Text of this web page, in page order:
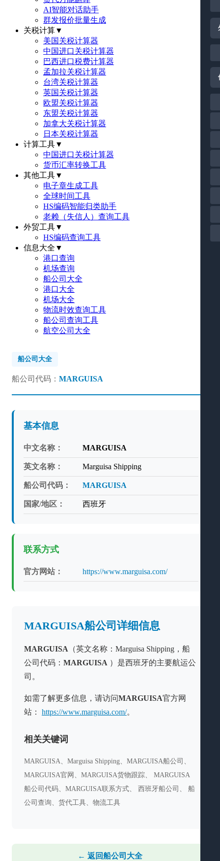
AI智能对话助手
群发报价批量生成
关税计算▼
美国关税计算器
中国进口关税计算器
巴西进口税费计算器
孟加拉关税计算器
台湾关税计算器
英国关税计算器
欧盟关税计算器
东盟关税计算器
加拿大关税计算器
日本关税计算器
计算工具▼
中国进口关税计算器
货币汇率转换工具
其他工具▼
电子章生成工具
全球时间工具
HS编码智能归类助手
老赖（失信人）查询工具
外贸工具▼
HS编码查询工具
信息大全 ▼
港口查询
机场查询
船公司大全
港口大全
机场大全
物流时效查询工具
船公司查询工具
航空公司大全
船公司大全
船公司代码： MARGUISA
基本信息
中文名称： MARGUISA
英文名称： Marguisa Shipping
船公司代码： MARGUISA
国家/地区： 西班牙
联系方式
官方网站： https://www.marguisa.com/
MARGUISA船公司详细信息
MARGUISA （英文名称：Marguisa Shipping，船
公司代码： MARGUISA ）是西班牙的主要航运公
司。
如需了解更多信息，请访问MARGUISA官方网
站： https://www.marguisa.com/。
相关关键词
MARGUISA、Marguisa Shipping、MARGUISA船公司、
MARGUISA官网、MARGUISA货物跟踪、 MARGUISA
船公司代码、MARGUISA联系方式、 西班牙船公司、 船
公司查询、货代工具、物流工具
← 返回船公司大全